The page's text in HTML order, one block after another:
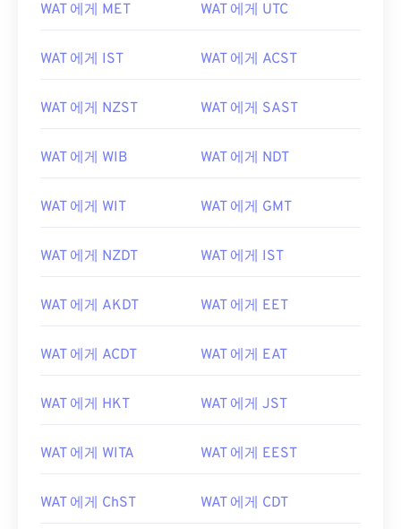
WAT 에게 MET WAT 에게 UTC
WAT 에게 IST WAT 에게 ACST
WAT 에게 NZST WAT 에게 SAST
WAT 에게 WIB WAT 에게 NDT
WAT 에게 WIT WAT 에게 GMT
WAT 에게 NZDT WAT 에게 IST
WAT 에게 AKDT WAT 에게 EET
WAT 에게 ACDT WAT 에게 EAT
WAT 에게 HKT WAT 에게 JST
WAT 에게 WITA WAT 에게 EEST
WAT 에게 ChST WAT 에게 CDT